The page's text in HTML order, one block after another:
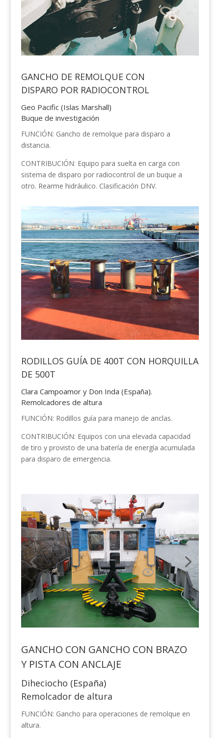
GANCHO DE REMOLQUE CON
DISPARO POR RADIOCONTROL
Geo Pacific (Islas Marshall)
Buque de investigación
FUNCIÓN: Gancho de remolque para disparo a
distancia.
CONTRIBUCIÓN: Equipo para suelta en carga con
sistema de disparo por radiocontrol de un buque a
otro. Rearme hidráulico. Clasificación DNV.
RODILLOS GUÍA DE 400T CON HORQUILLA
DE 500T
Clara Campoamor y Don Inda (España).
Remolcadores de altura
FUNCIÓN: Rodillos guía para manejo de anclas.
CONTRIBUCIÓN: Equipos con una elevada capacidad
de tiro y provisto de una batería de energía acumulada
para disparo de emergencia.
GANCHO CON GANCHO CON BRAZO
Y PISTA CON ANCLAJE
Diheciocho (España)
Remolcador de altura
FUNCIÓN: Gancho para operaciones de remolque en
altura.